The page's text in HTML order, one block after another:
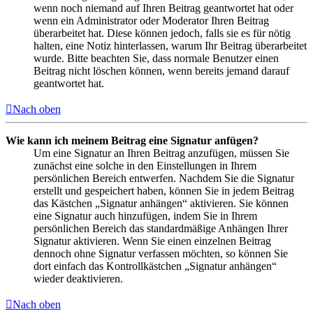
wenn noch niemand auf Ihren Beitrag geantwortet hat oder
wenn ein Administrator oder Moderator Ihren Beitrag
überarbeitet hat. Diese können jedoch, falls sie es für nötig
halten, eine Notiz hinterlassen, warum Ihr Beitrag überarbeitet
wurde. Bitte beachten Sie, dass normale Benutzer einen
Beitrag nicht löschen können, wenn bereits jemand darauf
geantwortet hat.
Nach oben
Wie kann ich meinem Beitrag eine Signatur anfügen?
Um eine Signatur an Ihren Beitrag anzufügen, müssen Sie
zunächst eine solche in den Einstellungen in Ihrem
persönlichen Bereich entwerfen. Nachdem Sie die Signatur
erstellt und gespeichert haben, können Sie in jedem Beitrag
das Kästchen „Signatur anhängen“ aktivieren. Sie können
eine Signatur auch hinzufügen, indem Sie in Ihrem
persönlichen Bereich das standardmäßige Anhängen Ihrer
Signatur aktivieren. Wenn Sie einen einzelnen Beitrag
dennoch ohne Signatur verfassen möchten, so können Sie
dort einfach das Kontrollkästchen „Signatur anhängen“
wieder deaktivieren.
Nach oben